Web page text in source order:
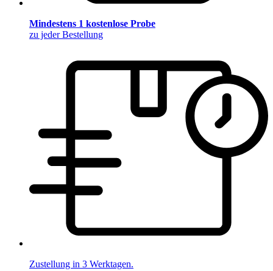
Mindestens 1 kostenlose Probe
zu jeder Bestellung
Zustellung in 3 Werktagen.